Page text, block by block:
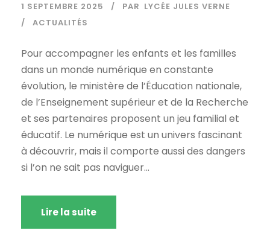
1 SEPTEMBRE 2025 PAR LYCÉE JULES VERNE
ACTUALITÉS
Pour accompagner les enfants et les familles
dans un monde numérique en constante
évolution, le ministère de l’Éducation nationale,
de l’Enseignement supérieur et de la Recherche
et ses partenaires proposent un jeu familial et
éducatif. Le numérique est un univers fascinant
à découvrir, mais il comporte aussi des dangers
si l’on ne sait pas naviguer...
Lire la suite